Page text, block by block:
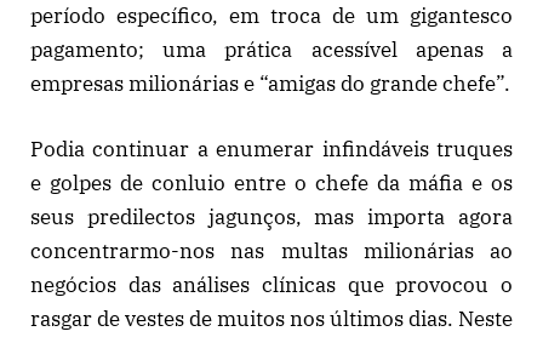
período específico, em troca de um gigantesco
pagamento; uma prática acessível apenas a
empresas milionárias e “amigas do grande chefe”.
Podia continuar a enumerar infindáveis truques
e golpes de conluio entre o chefe da máfia e os
seus predilectos jagunços, mas importa agora
concentrarmo-nos nas multas milionárias ao
negócios das análises clínicas que provocou o
rasgar de vestes de muitos nos últimos dias. Neste